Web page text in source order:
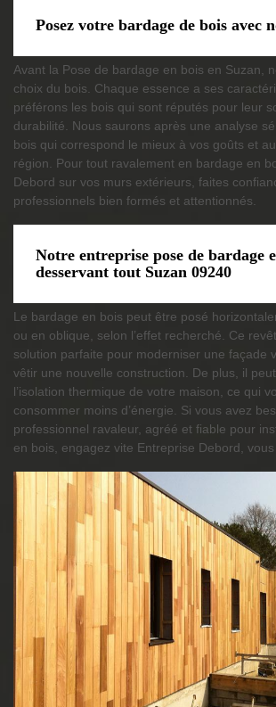
Posez votre bardage de bois avec
Avant la Pose de bardage en bois en Suzan,
choix du bois. Chaque essence a ses
préférons les bois qui sont réputés pour leur
durabilité. Nous saurons après une analyse
bois qui correspond le mieux à vos goûts et
région. Pour tout ravalement en bardage en
Debord sur vos murs extérieurs, faites
professionnels bien formés et attentionnés.
Notre entreprise pose de bardage
desservant tout Suzan 09240
Le bardage en bois peut être posé
ou en oblique, selon l’effet recherché. Ce
solution parfaite pour moderniser une façade
vêtir une nouvelle construction. De plus, il
l’isolation thermique de votre maison, ce qui
consommer moins d’énergie. Si vous avez
professionnel ravaleur, agréé et fiable pour
en bois, engagez vite Entreprise Debord,